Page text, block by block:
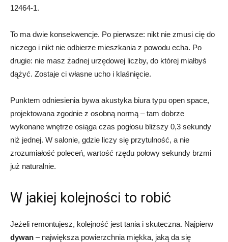
12464-1.
To ma dwie konsekwencje. Po pierwsze: nikt nie zmusi cię do
niczego i nikt nie odbierze mieszkania z powodu echa. Po
drugie: nie masz żadnej urzędowej liczby, do której miałbyś
dążyć. Zostaje ci własne ucho i klaśnięcie.
Punktem odniesienia bywa akustyka biura typu open space,
projektowana zgodnie z osobną normą – tam dobrze
wykonane wnętrze osiąga czas pogłosu bliższy 0,3 sekundy
niż jednej. W salonie, gdzie liczy się przytulność, a nie
zrozumiałość poleceń, wartość rzędu połowy sekundy brzmi
już naturalnie.
W jakiej kolejności to robić
Jeżeli remontujesz, kolejność jest tania i skuteczna. Najpierw
dywan – największa powierzchnia miękka, jaką da się